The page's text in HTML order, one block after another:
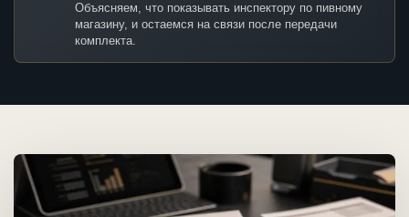
Объясняем, что показывать инспектору по пивному
магазину, и остаемся на связи после передачи
комплекта.